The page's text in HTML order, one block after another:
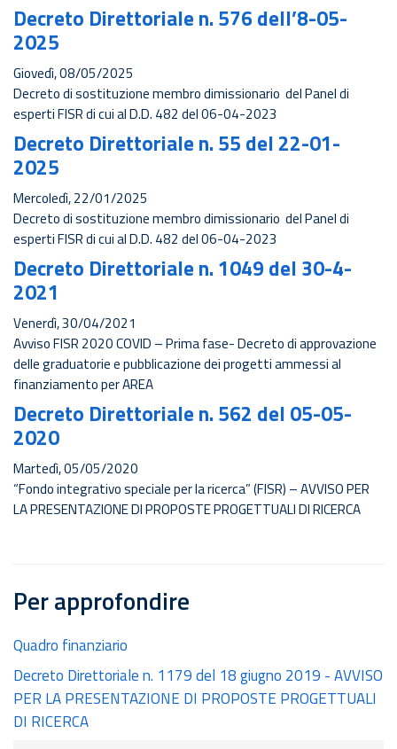
Decreto Direttoriale n. 576 dell’8-05-
2025
Giovedì, 08/05/2025
Decreto di sostituzione membro dimissionario del Panel di
esperti FISR di cui al D.D. 482 del 06-04-2023
Decreto Direttoriale n. 55 del 22-01-
2025
Mercoledì, 22/01/2025
Decreto di sostituzione membro dimissionario del Panel di
esperti FISR di cui al D.D. 482 del 06-04-2023
Decreto Direttoriale n. 1049 del 30-4-
2021
Venerdì, 30/04/2021
Avviso FISR 2020 COVID – Prima fase- Decreto di approvazione
delle graduatorie e pubblicazione dei progetti ammessi al
finanziamento per AREA
Decreto Direttoriale n. 562 del 05-05-
2020
Martedì, 05/05/2020
“Fondo integrativo speciale per la ricerca” (FISR) – AVVISO PER
LA PRESENTAZIONE DI PROPOSTE PROGETTUALI DI RICERCA
Per approfondire
Quadro finanziario
Decreto Direttoriale n. 1179 del 18 giugno 2019 - AVVISO
PER LA PRESENTAZIONE DI PROPOSTE PROGETTUALI
DI RICERCA